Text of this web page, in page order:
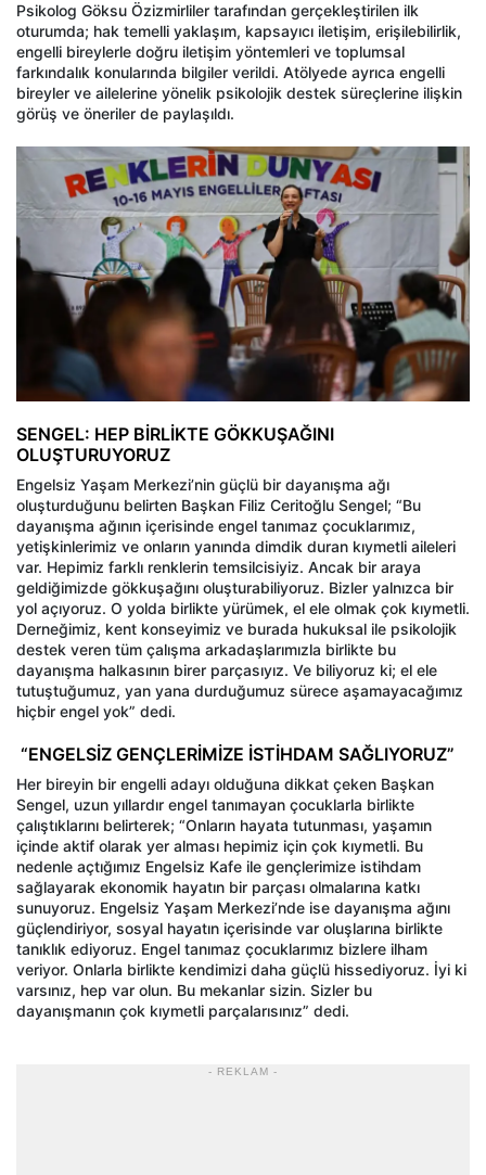
Psikolog Göksu Özizmirliler tarafından gerçekleştirilen ilk
oturumda; hak temelli yaklaşım, kapsayıcı iletişim, erişilebilirlik,
engelli bireylerle doğru iletişim yöntemleri ve toplumsal
farkındalık konularında bilgiler verildi. Atölyede ayrıca engelli
bireyler ve ailelerine yönelik psikolojik destek süreçlerine ilişkin
görüş ve öneriler de paylaşıldı.
SENGEL: HEP BİRLİKTE GÖKKUŞAĞINI
OLUŞTURUYORUZ
Engelsiz Yaşam Merkezi’nin güçlü bir dayanışma ağı
oluşturduğunu belirten Başkan Filiz Ceritoğlu Sengel; “Bu
dayanışma ağının içerisinde engel tanımaz çocuklarımız,
yetişkinlerimiz ve onların yanında dimdik duran kıymetli aileleri
var. Hepimiz farklı renklerin temsilcisiyiz. Ancak bir araya
geldiğimizde gökkuşağını oluşturabiliyoruz. Bizler yalnızca bir
yol açıyoruz. O yolda birlikte yürümek, el ele olmak çok kıymetli.
Derneğimiz, kent konseyimiz ve burada hukuksal ile psikolojik
destek veren tüm çalışma arkadaşlarımızla birlikte bu
dayanışma halkasının birer parçasıyız. Ve biliyoruz ki; el ele
tutuştuğumuz, yan yana durduğumuz sürece aşamayacağımız
hiçbir engel yok” dedi.
“ENGELSİZ GENÇLERİMİZE İSTİHDAM SAĞLIYORUZ”
Her bireyin bir engelli adayı olduğuna dikkat çeken Başkan
Sengel, uzun yıllardır engel tanımayan çocuklarla birlikte
çalıştıklarını belirterek; “Onların hayata tutunması, yaşamın
içinde aktif olarak yer alması hepimiz için çok kıymetli. Bu
nedenle açtığımız Engelsiz Kafe ile gençlerimize istihdam
sağlayarak ekonomik hayatın bir parçası olmalarına katkı
sunuyoruz. Engelsiz Yaşam Merkezi’nde ise dayanışma ağını
güçlendiriyor, sosyal hayatın içerisinde var oluşlarına birlikte
tanıklık ediyoruz. Engel tanımaz çocuklarımız bizlere ilham
veriyor. Onlarla birlikte kendimizi daha güçlü hissediyoruz. İyi ki
varsınız, hep var olun. Bu mekanlar sizin. Sizler bu
dayanışmanın çok kıymetli parçalarısınız” dedi.
- REKLAM -